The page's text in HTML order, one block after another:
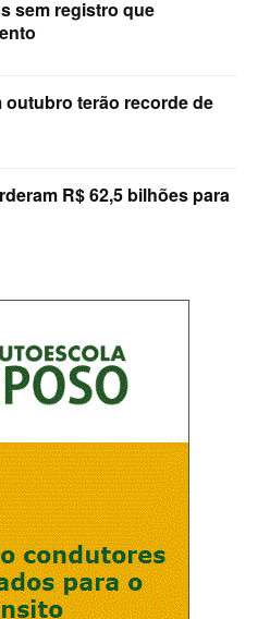
sem registro que
outubro terão recorde de
R$ 62,5 bilhões para